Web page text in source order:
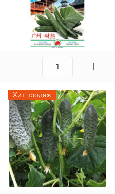
Хит продаж